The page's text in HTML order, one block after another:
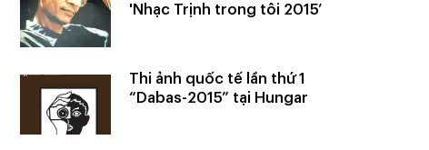
'Nhạc Trịnh trong tôi 2015’
Thi ảnh quốc tế lần thứ 1
“Dabas-2015” tại Hungar